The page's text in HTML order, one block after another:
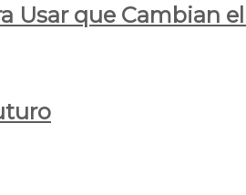
Usar que Cambian